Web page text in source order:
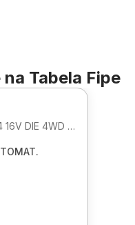
na Tabela Fipe
TRITON SPORT HPE-S 2.4 16V DIE 4WD AUTOMATICO